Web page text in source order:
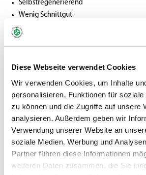
Diese Webseite verwendet Cookies
Wir verwenden Cookies, um Inhalte
personalisieren, Funktionen für soziale
zu können und die Zugriffe auf unsere
analysieren. Außerdem geben wir
Verwendung unserer Website an
soziale Medien, Werbung und
Partner führen diese Informationen
weiteren Daten zusammen, die Sie
Selbstregenerierend
Wenig Schnittgut
Pflegeleicht
Feinblättrig
Robotergeeignet
Forschungsgesellschaft
Landschaftsbau e. V.)
Gebinde:1 kg Faltschachtel
Art.-Nr.: 62510 (VE 6)